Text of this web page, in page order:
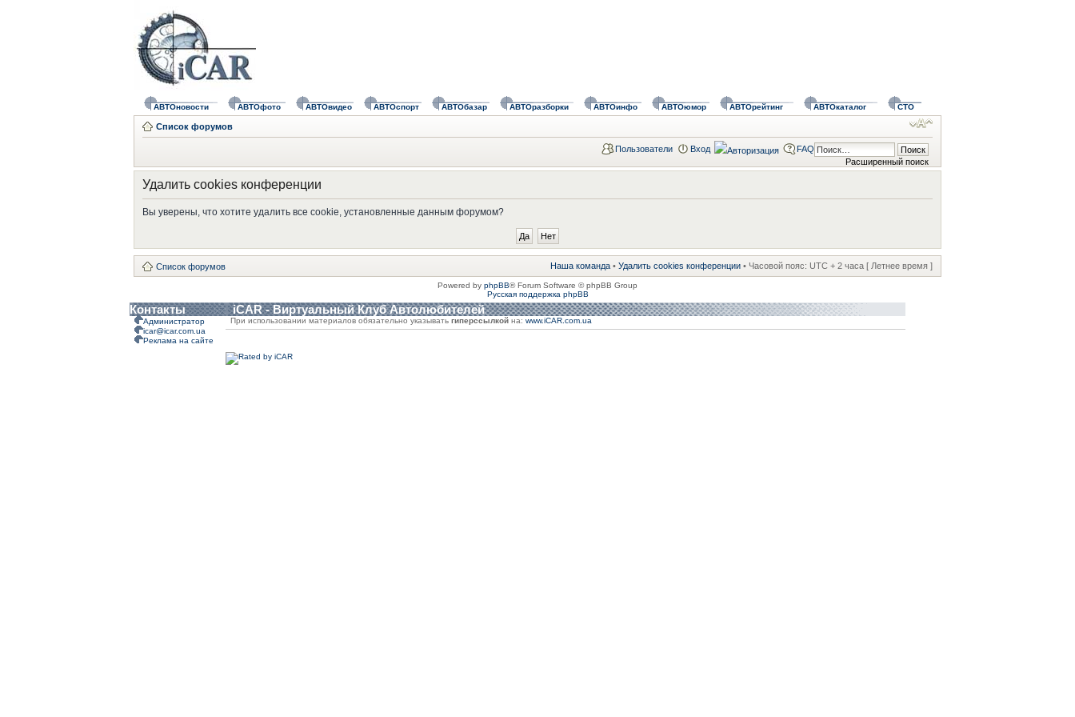
АВТОновости АВТОфото АВТОвидео АВТОспорт АВТОбазар АВТОразборки АВТОинфо АВТОюмор АВТОрейтинг АВТОкаталог СТО
Список форумов
Расширенный поиск
Пользователи Вход FAQ
Удалить cookies конференции
Вы уверены, что хотите удалить все cookie, установленные данным форумом?
Список форумов Наша команда • Удалить cookies конференции • Часовой пояс: UTC + 2 часа [ Летнее время ]
Powered by phpBB® Forum Software © phpBB Group
Русская поддержка phpBB
Контакты iCAR - Виртуальный Клуб Автолюбителей
Администратор
icar@icar.com.ua
Реклама на сайте
При использовании материалов обязательно указывать гиперссылкой на: www.iCAR.com.ua